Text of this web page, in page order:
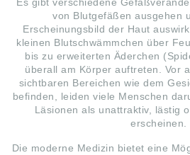
von Blutgefäßen ausgehen
Erscheinungsbild der Haut
kleinen Blutschwämmchen über
bis zu erweiterten Äderchen
überall am Körper auftreten. Vor
sichtbaren Bereichen wie dem
befinden, leiden viele Menschen
Läsionen als unattraktiv, lästig
erscheinen.
Die moderne Medizin bietet eine